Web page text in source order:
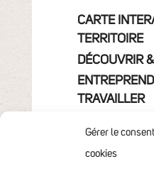
Gérer le
cookies
CARTE
TERRITOIRE
DÉCOUVRIR
TRAVAILLER